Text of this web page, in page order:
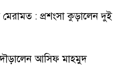
মেরামত : প্রশংসা কুড়ালেন দুই
আসিফ মাহমুদ